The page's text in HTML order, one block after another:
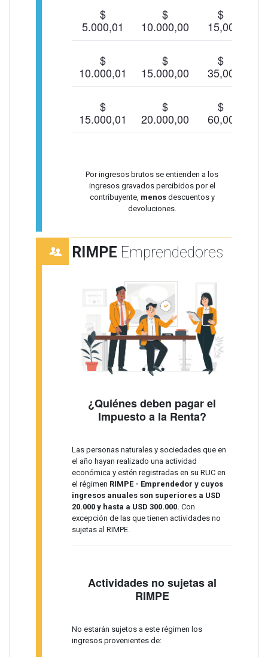
$
5.000,01
$
10.000,00
$
15,00
$
10.000,01
$
15.000,00
$
35,00
$
15.000,01
$
20.000,00
$
60,00
Por ingresos brutos se entienden a los
ingresos gravados percibidos por el
contribuyente, menosdescuentos y
devoluciones.
RIMPE Emprendedores
¿Quiénes deben pagar el
Impuesto a la Renta?
Las personas naturales y sociedades que en
el año hayan realizado una actividad
económica y estén registradas en su RUC en
el régimen RIMPE - Emprendedor y cuyos
ingresos anuales son superiores a USD
20.000 y hasta a USD 300.000. Con
excepción de las que tienen actividades no
sujetas al RIMPE.
Actividades no sujetas al
RIMPE
No estarán sujetos a este régimen los
ingresos provenientes de: